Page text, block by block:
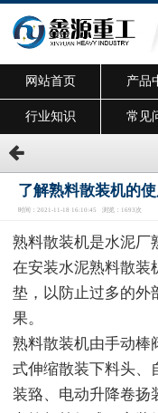
网站首页 产品
行业知识 常见
了解熟料散装机的
时间：2021-11-18 16:10:45 浏览：1693次
熟料散装机是水泥厂
在安装水泥熟料散装
垫，以防止过多的外
果。
熟料散装机由手动棒
式伸缩散装下料头、
装臵、电动升降卷扬